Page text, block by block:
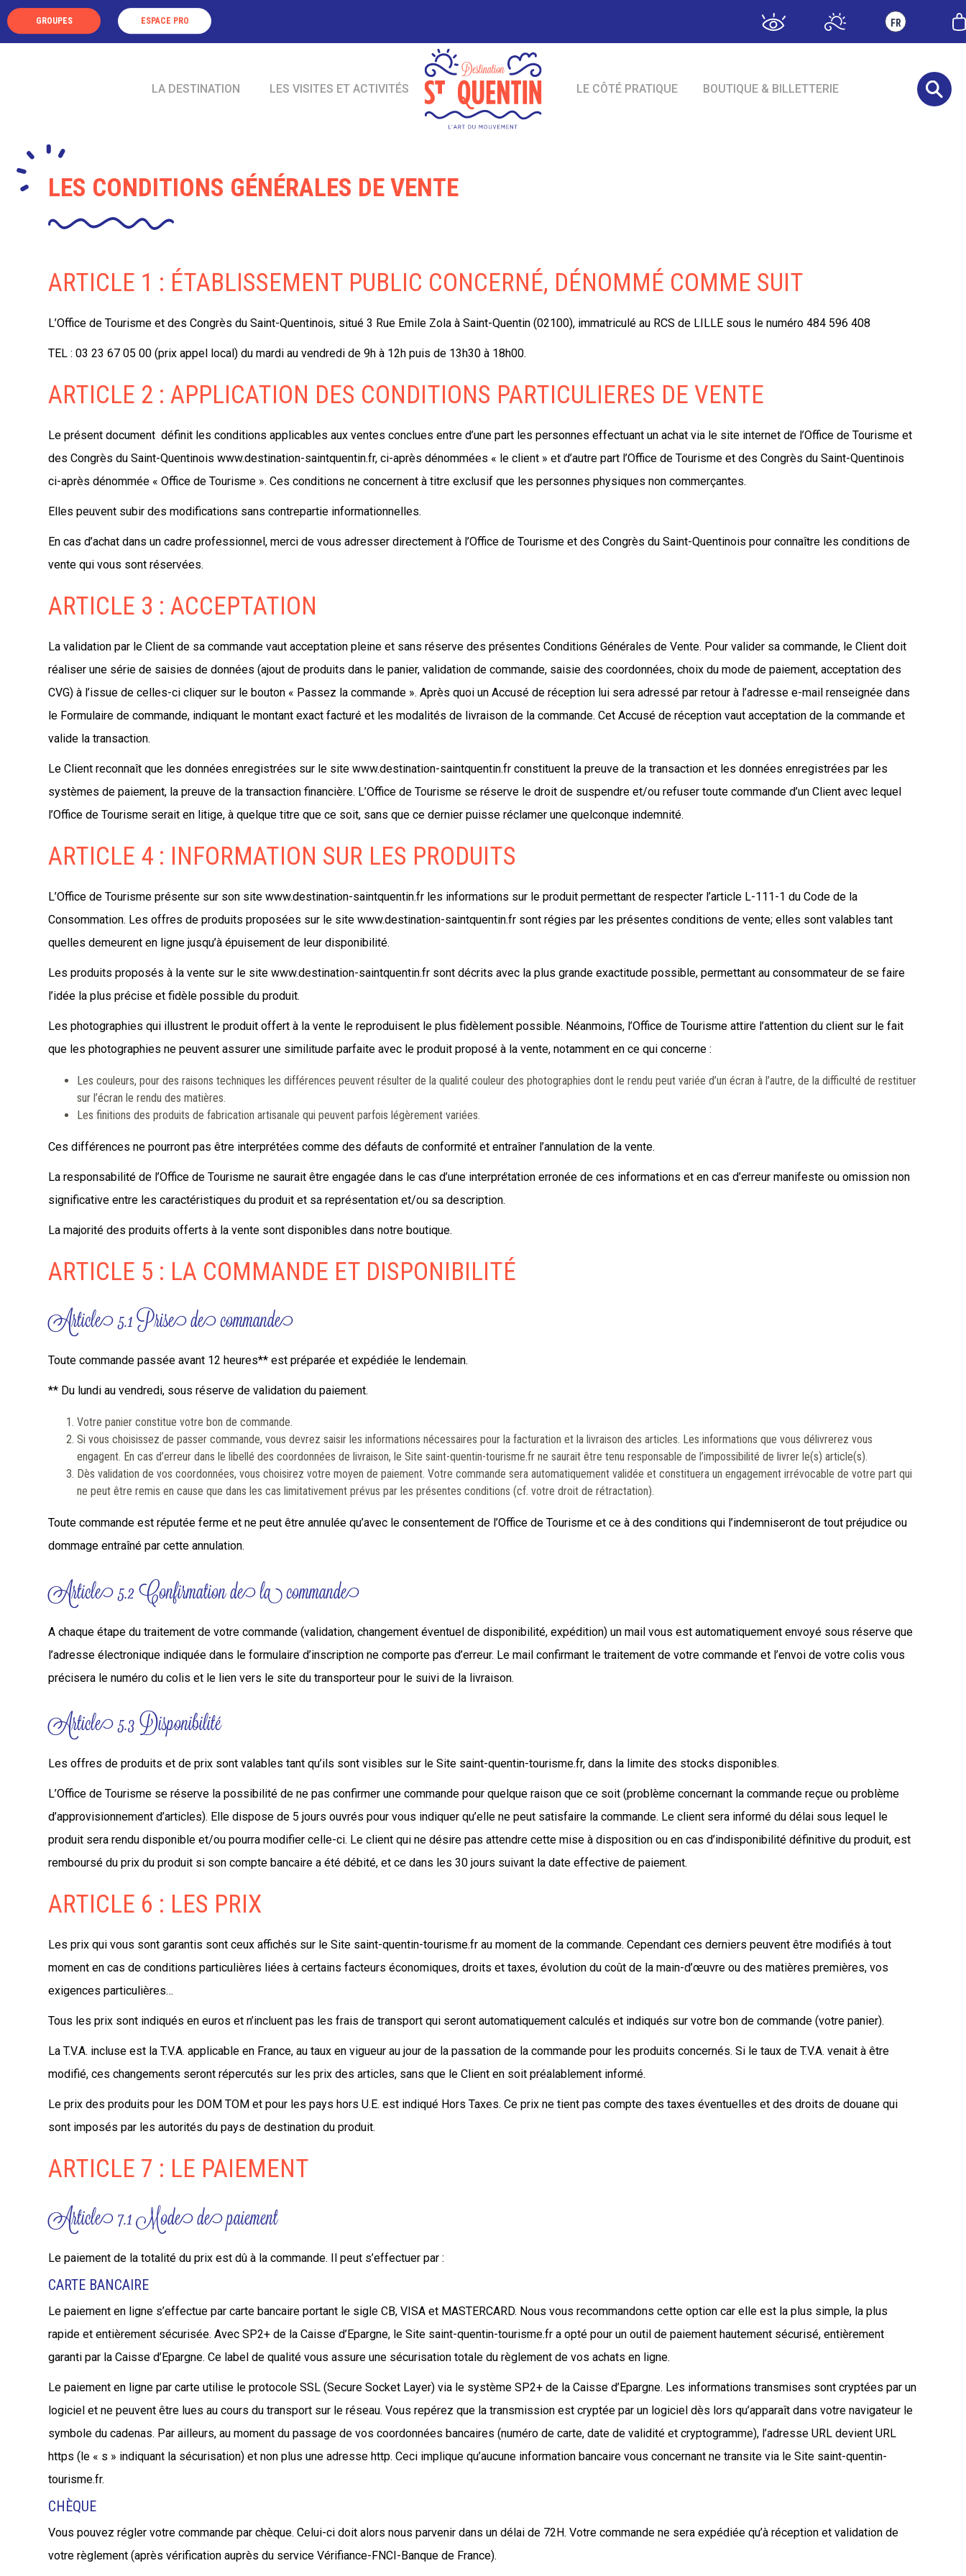
GROUPES ESPACE PRO FR
LA DESTINATION LES VISITES ET ACTIVITÉS LE CÔTÉ PRATIQUE BOUTIQUE & BILLETTERIE
LES CONDITIONS GÉNÉRALES DE VENTE
ARTICLE 1 : ÉTABLISSEMENT PUBLIC CONCERNÉ, DÉNOMMÉ COMME SUIT
L’Office de Tourisme et des Congrès du Saint-Quentinois, situé 3 Rue Emile Zola à Saint-Quentin (02100), immatriculé au RCS de LILLE sous le numéro 484 596 408
TEL : 03 23 67 05 00 (prix appel local) du mardi au vendredi de 9h à 12h puis de 13h30 à 18h00.
ARTICLE 2 : APPLICATION DES CONDITIONS PARTICULIERES DE VENTE
Le présent document définit les conditions applicables aux ventes conclues entre d’une part les personnes effectuant un achat via le site internet de l’Office de Tourisme et
des Congrès du Saint-Quentinois www.destination-saintquentin.fr, ci-après dénommées « le client » et d’autre part l’Office de Tourisme et des Congrès du Saint-Quentinois
ci-après dénommée « Office de Tourisme ». Ces conditions ne concernent à titre exclusif que les personnes physiques non commerçantes.
Elles peuvent subir des modifications sans contrepartie informationnelles.
En cas d’achat dans un cadre professionnel, merci de vous adresser directement à l’Office de Tourisme et des Congrès du Saint-Quentinois pour connaître les conditions de
vente qui vous sont réservées.
ARTICLE 3 : ACCEPTATION
La validation par le Client de sa commande vaut acceptation pleine et sans réserve des présentes Conditions Générales de Vente. Pour valider sa commande, le Client doit
réaliser une série de saisies de données (ajout de produits dans le panier, validation de commande, saisie des coordonnées, choix du mode de paiement, acceptation des
CVG) à l’issue de celles-ci cliquer sur le bouton « Passez la commande ». Après quoi un Accusé de réception lui sera adressé par retour à l’adresse e-mail renseignée dans
le Formulaire de commande, indiquant le montant exact facturé et les modalités de livraison de la commande. Cet Accusé de réception vaut acceptation de la commande et
valide la transaction.
Le Client reconnaît que les données enregistrées sur le site www.destination-saintquentin.fr constituent la preuve de la transaction et les données enregistrées par les
systèmes de paiement, la preuve de la transaction financière. L’Office de Tourisme se réserve le droit de suspendre et/ou refuser toute commande d’un Client avec lequel
l’Office de Tourisme serait en litige, à quelque titre que ce soit, sans que ce dernier puisse réclamer une quelconque indemnité.
ARTICLE 4 : INFORMATION SUR LES PRODUITS
L’Office de Tourisme présente sur son site www.destination-saintquentin.fr les informations sur le produit permettant de respecter l’article L-111-1 du Code de la
Consommation. Les offres de produits proposées sur le site www.destination-saintquentin.fr sont régies par les présentes conditions de vente; elles sont valables tant
quelles demeurent en ligne jusqu’à épuisement de leur disponibilité.
Les produits proposés à la vente sur le site www.destination-saintquentin.fr sont décrits avec la plus grande exactitude possible, permettant au consommateur de se faire
l’idée la plus précise et fidèle possible du produit.
Les photographies qui illustrent le produit offert à la vente le reproduisent le plus fidèlement possible. Néanmoins, l’Office de Tourisme attire l’attention du client sur le fait
que les photographies ne peuvent assurer une similitude parfaite avec le produit proposé à la vente, notamment en ce qui concerne :
Les couleurs, pour des raisons techniques les différences peuvent résulter de la qualité couleur des photographies dont le rendu peut variée d’un écran à l’autre, de la difficulté de restituer
sur l’écran le rendu des matières.
Les finitions des produits de fabrication artisanale qui peuvent parfois légèrement variées.
Ces différences ne pourront pas être interprétées comme des défauts de conformité et entraîner l’annulation de la vente.
La responsabilité de l’Office de Tourisme ne saurait être engagée dans le cas d’une interprétation erronée de ces informations et en cas d’erreur manifeste ou omission non
significative entre les caractéristiques du produit et sa représentation et/ou sa description.
La majorité des produits offerts à la vente sont disponibles dans notre boutique.
ARTICLE 5 : LA COMMANDE ET DISPONIBILITÉ
Article 5.1 Prise de commande
Toute commande passée avant 12 heures** est préparée et expédiée le lendemain.
** Du lundi au vendredi, sous réserve de validation du paiement.
Votre panier constitue votre bon de commande.
Si vous choisissez de passer commande, vous devrez saisir les informations nécessaires pour la facturation et la livraison des articles. Les informations que vous délivrerez vous
engagent. En cas d’erreur dans le libellé des coordonnées de livraison, le Site saint-quentin-tourisme.fr ne saurait être tenu responsable de l’impossibilité de livrer le(s) article(s).
Dès validation de vos coordonnées, vous choisirez votre moyen de paiement. Votre commande sera automatiquement validée et constituera un engagement irrévocable de votre part qui
ne peut être remis en cause que dans les cas limitativement prévus par les présentes conditions (cf. votre droit de rétractation).
Toute commande est réputée ferme et ne peut être annulée qu’avec le consentement de l’Office de Tourisme et ce à des conditions qui l’indemniseront de tout préjudice ou
dommage entraîné par cette annulation.
Article 5.2 Confirmation de la commande
A chaque étape du traitement de votre commande (validation, changement éventuel de disponibilité, expédition) un mail vous est automatiquement envoyé sous réserve que
l’adresse électronique indiquée dans le formulaire d’inscription ne comporte pas d’erreur. Le mail confirmant le traitement de votre commande et l’envoi de votre colis vous
précisera le numéro du colis et le lien vers le site du transporteur pour le suivi de la livraison.
Article 5.3 Disponibilité
Les offres de produits et de prix sont valables tant qu’ils sont visibles sur le Site saint-quentin-tourisme.fr, dans la limite des stocks disponibles.
L’Office de Tourisme se réserve la possibilité de ne pas confirmer une commande pour quelque raison que ce soit (problème concernant la commande reçue ou problème
d’approvisionnement d’articles). Elle dispose de 5 jours ouvrés pour vous indiquer qu’elle ne peut satisfaire la commande. Le client sera informé du délai sous lequel le
produit sera rendu disponible et/ou pourra modifier celle-ci. Le client qui ne désire pas attendre cette mise à disposition ou en cas d’indisponibilité définitive du produit, est
remboursé du prix du produit si son compte bancaire a été débité, et ce dans les 30 jours suivant la date effective de paiement.
ARTICLE 6 : LES PRIX
Les prix qui vous sont garantis sont ceux affichés sur le Site saint-quentin-tourisme.fr au moment de la commande. Cependant ces derniers peuvent être modifiés à tout
moment en cas de conditions particulières liées à certains facteurs économiques, droits et taxes, évolution du coût de la main-d’œuvre ou des matières premières, vos
exigences particulières…
Tous les prix sont indiqués en euros et n’incluent pas les frais de transport qui seront automatiquement calculés et indiqués sur votre bon de commande (votre panier).
La T.V.A. incluse est la T.V.A. applicable en France, au taux en vigueur au jour de la passation de la commande pour les produits concernés. Si le taux de T.V.A. venait à être
modifié, ces changements seront répercutés sur les prix des articles, sans que le Client en soit préalablement informé.
Le prix des produits pour les DOM TOM et pour les pays hors U.E. est indiqué Hors Taxes. Ce prix ne tient pas compte des taxes éventuelles et des droits de douane qui
sont imposés par les autorités du pays de destination du produit.
ARTICLE 7 : LE PAIEMENT
Article 7.1 Mode de paiement
Le paiement de la totalité du prix est dû à la commande. Il peut s’effectuer par :
CARTE BANCAIRE
Le paiement en ligne s’effectue par carte bancaire portant le sigle CB, VISA et MASTERCARD. Nous vous recommandons cette option car elle est la plus simple, la plus
rapide et entièrement sécurisée. Avec SP2+ de la Caisse d’Epargne, le Site saint-quentin-tourisme.fr a opté pour un outil de paiement hautement sécurisé, entièrement
garanti par la Caisse d’Epargne. Ce label de qualité vous assure une sécurisation totale du règlement de vos achats en ligne.
Le paiement en ligne par carte utilise le protocole SSL (Secure Socket Layer) via le système SP2+ de la Caisse d’Epargne. Les informations transmises sont cryptées par un
logiciel et ne peuvent être lues au cours du transport sur le réseau. Vous repérez que la transmission est cryptée par un logiciel dès lors qu’apparaît dans votre navigateur le
symbole du cadenas. Par ailleurs, au moment du passage de vos coordonnées bancaires (numéro de carte, date de validité et cryptogramme), l’adresse URL devient URL
https (le « s » indiquant la sécurisation) et non plus une adresse http. Ceci implique qu’aucune information bancaire vous concernant ne transite via le Site saint-quentin-
tourisme.fr.
CHÈQUE
Vous pouvez régler votre commande par chèque. Celui-ci doit alors nous parvenir dans un délai de 72H. Votre commande ne sera expédiée qu’à réception et validation de
votre règlement (après vérification auprès du service Vérifiance-FNCI-Banque de France).
Panneau de gestion des cookies